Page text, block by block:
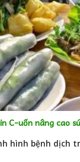
C-uốn nâng cao
hình bệnh dịch